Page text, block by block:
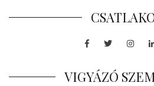
Facebook
Twitter
VIGYÁZÓ